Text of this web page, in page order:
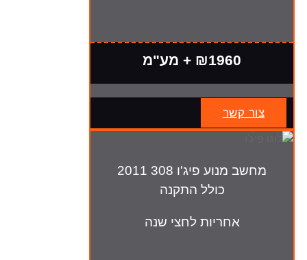
₪1960 + מע"מ
צור קשר
מחשב מנוע פיג'ו 308 2011
כולל התקנה
אחריות לחצי שנה